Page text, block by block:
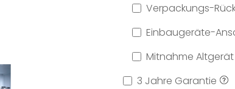
Verpackungs-
Einbaugeräte-
Mitnahme Altgerät
3 Jahre Garantie